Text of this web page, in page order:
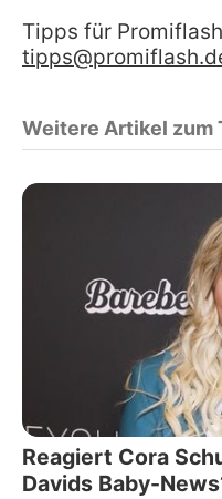
Tipps für
Weitere Artikel zum
Reagiert Cora
Davids Baby-